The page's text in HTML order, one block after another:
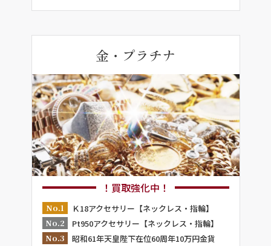
金・プラチナ
！買取強化中！
No.1
Ｋ18アクセサリー【ネックレス・指輪】
No.2
Pt950アクセサリー【ネックレス・指輪】
No.3
昭和61年天皇陛下在位60周年10万円金貨